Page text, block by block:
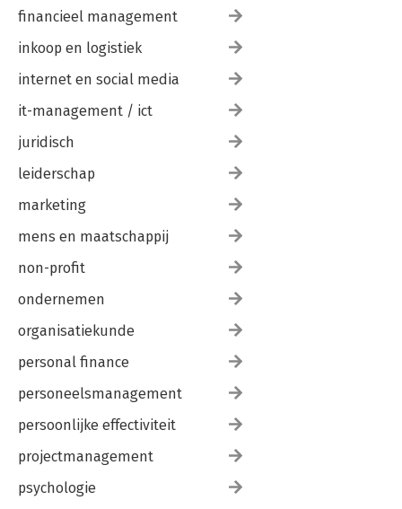
Beginnen is het halve werk 171
Richt de organisatie goed in 173
Organiseer je eigen ontwikkeling 174
Hou de basis in je achterhoofd 176
Overzicht interventies 181
Noten 183
financieel management
inkoop en logistiek
internet en social media
it-management / ict
juridisch
leiderschap
marketing
mens en maatschappij
non-profit
ondernemen
organisatiekunde
personal finance
personeelsmanagement
persoonlijke effectiviteit
projectmanagement
psychologie